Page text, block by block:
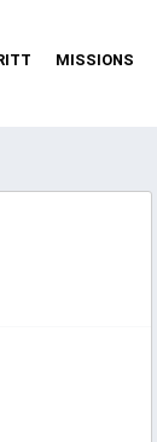
MISSIONS